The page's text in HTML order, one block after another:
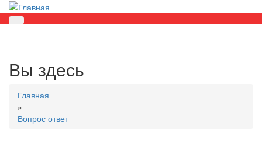
Вы здесь
Главная
»
Вопрос ответ